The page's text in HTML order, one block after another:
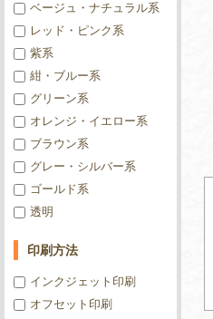
ベージュ・ナチュラル系
レッド・ピンク系
紫系
紺・ブルー系
グリーン系
オレンジ・イエロー系
ブラウン系
グレー・シルバー系
ゴールド系
透明
印刷方法
インクジェット印刷
オフセット印刷